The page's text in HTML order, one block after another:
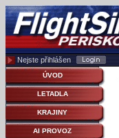
Nejste přihlášen
ÚVOD
LETADLA
KRAJINY
AI PROVOZ